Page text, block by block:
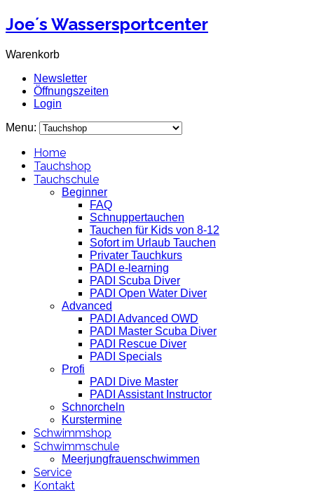
Joe´s Wassersportcenter
Warenkorb
Newsletter
Öffnungszeiten
Login
Menu:
Home
Tauchshop
Tauchschule
Beginner
FAQ
Schnuppertauchen
Tauchen für Kids von 8-12
Sofort im Urlaub Tauchen
Privater Tauchkurs
PADI e-learning
PADI Scuba Diver
PADI Open Water Diver
Advanced
PADI Advanced OWD
PADI Master Scuba Diver
PADI Rescue Diver
PADI Specials
Profi
PADI Dive Master
PADI Assistant Instructor
Schnorcheln
Kurstermine
Schwimmshop
Schwimmschule
Meerjungfrauenschwimmen
Service
Kontakt